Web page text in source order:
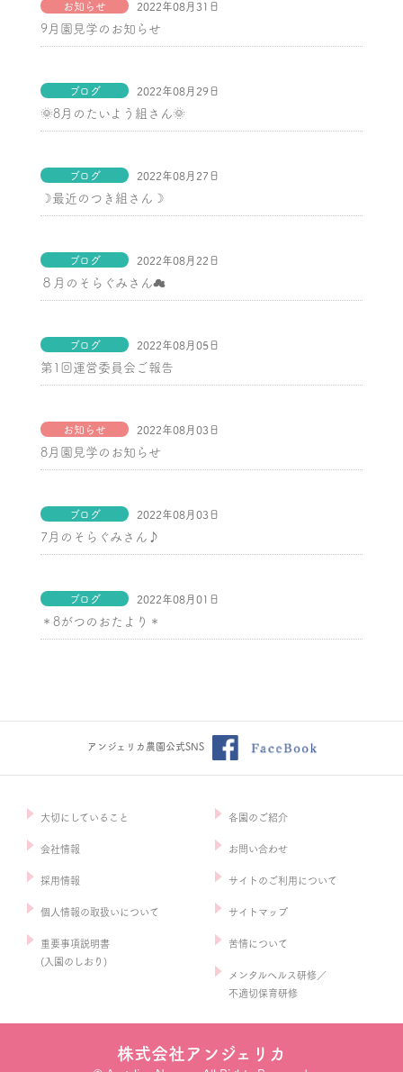
お知らせ 2022年08月31日
9月園見学のお知らせ
ブログ 2022年08月29日
🌞8月のたいよう組さん🌞
ブログ 2022年08月27日
☽最近のつき組さん☽
ブログ 2022年08月22日
８月のそらぐみさん☁
ブログ 2022年08月05日
第1回運営委員会ご報告
お知らせ 2022年08月03日
8月園見学のお知らせ
ブログ 2022年08月03日
7月のそらぐみさん♪
ブログ 2022年08月01日
＊8がつのおたより＊
アンジェリカ農園公式SNS
大切にしていること
会社情報
採用情報
個人情報の取扱いについて
重要事項説明書
(入園のしおり)
各園のご紹介
お問い合わせ
サイトのご利用について
サイトマップ
苦情について
メンタルヘルス研修／
不適切保育研修
株式会社アンジェリカ